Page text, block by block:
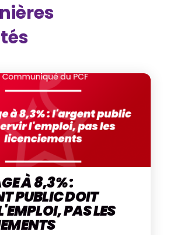
À 8,3% :
PUBLIC DOIT
PAS LES